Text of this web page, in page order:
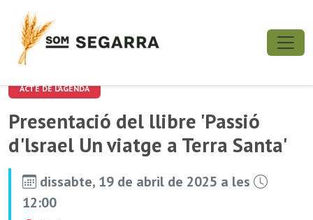
ACTE DE L'AGENDA
Presentació del llibre 'Passió
d'lsrael Un viatge a Terra Santa'
dissabte, 19 de abril de 2025 a les
12:00